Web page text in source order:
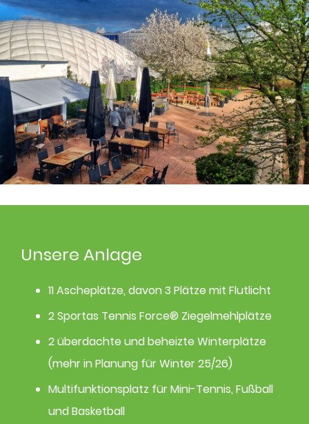
Unsere Anlage
11 Ascheplätze, davon 3 Plätze mit Flutlicht
2 Sportas Tennis Force® Ziegelmehlplätze
2 überdachte und beheizte Winterplätze
(mehr in Planung für Winter 25/26)
Multifunktionsplatz für Mini-Tennis, Fußball
und Basketball